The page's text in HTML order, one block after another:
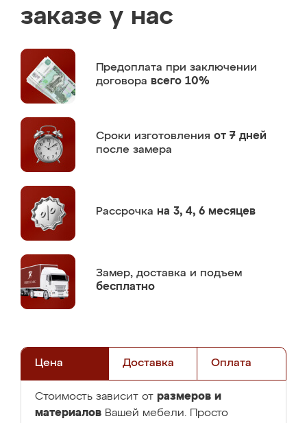
заказе у нас
Предоплата при заключении
договора всего 10%
Сроки изготовления от 7 дней
после замера
Рассрочка на 3, 4, 6 месяцев
Замер, доставка и подъем
бесплатно
Цена Доставка Оплата
Стоимость зависит от размеров и
материалов Вашей мебели. Просто